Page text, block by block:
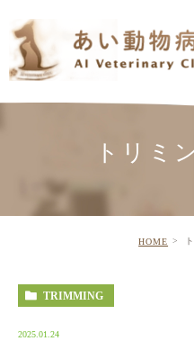
トリミ
HOME
TRIMMING
2025.01.24